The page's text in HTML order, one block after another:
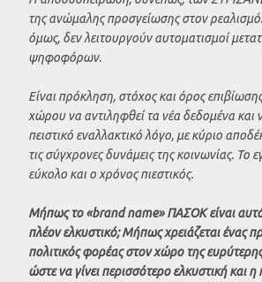
της ανώμαλης προσγείωσης στον
όμως, δεν λειτουργούν αυτοματισμοί
ψηφοφόρων.
Είναι πρόκληση, στόχος και όρος
χώρου να αντιληφθεί τα νέα δεδομένα και
πειστικό εναλλακτικό λόγο, με κύριο
τις σύγχρονες δυνάμεις της κοινωνίας. Το
εύκολο και ο χρόνος πιεστικός.
Μήπως το «brand name» ΠΑΣΟΚ είναι αυτό
πλέον ελκυστικό; Μήπως χρειάζεται ένας
πολιτικός φορέας στον χώρο της
ώστε να γίνει περισσότερο ελκυστική και η